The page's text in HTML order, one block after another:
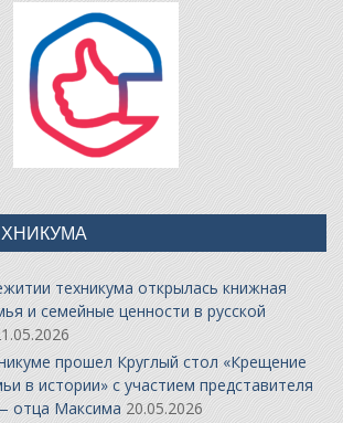
техникума открылась книжная
и семейные ценности в русской
прошел Круглый стол «Крещение
в истории» с участием представителя
отца Максима 20.05.2026